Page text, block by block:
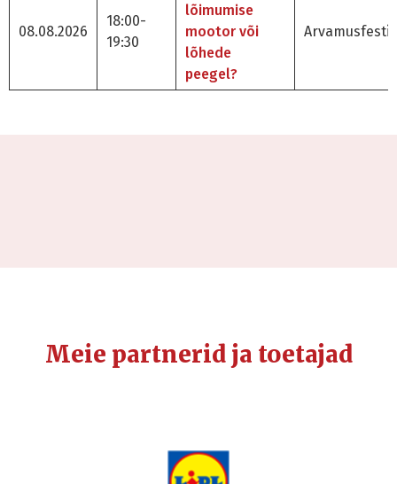
08.08.2026
18:00-
19:30
lõimumise
mootor või
lõhede
peegel?
Meie partnerid ja toetajad